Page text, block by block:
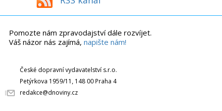
Pomozte nám zpravodajství dále rozvíjet.
Váš názor nás zajímá, napište nám!
České dopravní vydavatelství s.r.o.
Petýrkova 1959/11, 148 00 Praha 4
redakce@dnoviny.cz